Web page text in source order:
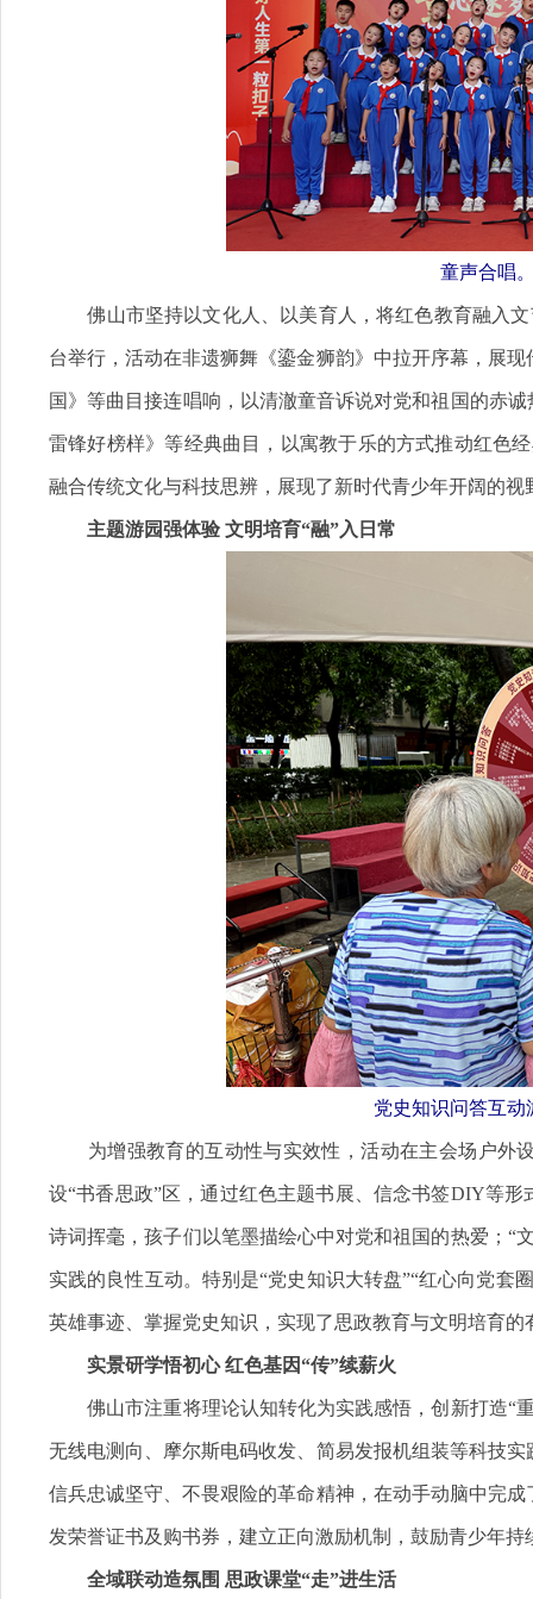
童声合唱
佛山市坚持以文化人、以美育人，将红色教育融入文
台举行，活动在非遗狮舞《鎏金狮韵》中拉开序幕，展
国》等曲目接连唱响，以清澈童音诉说对党和祖国的赤
雷锋好榜样》等经典曲目，以寓教于乐的方式推动红色
融合传统文化与科技思辨，展现了新时代青少年开阔的视
主题游园强体验 文明培育“融”入日常
党史知识问答互
为增强教育的互动性与实效性，活动在主会场户外设
设“书香思政”区，通过红色主题书展、信念书签DIY等
诗词挥毫，孩子们以笔墨描绘心中对党和祖国的热爱；“
实践的良性互动。特别是“党史知识大转盘”“红心向党套
英雄事迹、掌握党史知识，实现了思政教育与文明培育的
实景研学悟初心 红色基因“传”续薪火
佛山市注重将理论认知转化为实践感悟，创新打造“
无线电测向、摩尔斯电码收发、简易发报机组装等科技
信兵忠诚坚守、不畏艰险的革命精神，在动手动脑中完
发荣誉证书及购书券，建立正向激励机制，鼓励青少年
全域联动造氛围 思政课堂“走”进生活